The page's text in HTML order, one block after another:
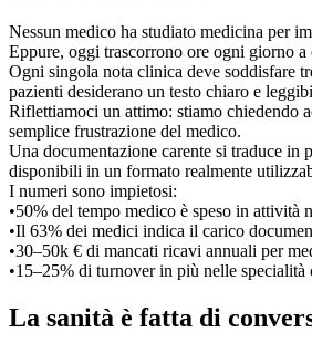
Nessun medico ha studiato medicina per
Eppure, oggi trascorrono ore ogni giorno
Ogni singola nota clinica deve soddisfare
pazienti desiderano un testo chiaro e
Riflettiamoci un attimo: stiamo chiedendo
semplice frustrazione del medico.
Una documentazione carente si traduce
disponibili in un formato realmente
I numeri sono impietosi:
•50% del tempo medico è speso in attività
•Il 63% dei medici indica il carico
•30–50k € di mancati ricavi annuali per
•15–25% di turnover in più nelle specialità
La sanità è fatta di